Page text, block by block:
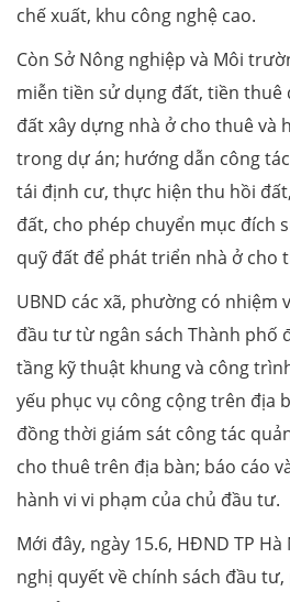
chế xuất, khu công nghệ cao.
Còn Sở Nông nghiệp và Môi
miễn tiền sử dụng đất, tiền thuê
đất xây dựng nhà ở cho thuê và
trong dự án; hướng dẫn công
tái định cư, thực hiện thu hồi
đất, cho phép chuyển mục đích
quỹ đất để phát triển nhà ở cho
UBND các xã, phường có nhiệm
đầu tư từ ngân sách Thành phố
tầng kỹ thuật khung và công
yếu phục vụ công cộng trên địa
đồng thời giám sát công tác
cho thuê trên địa bàn; báo cáo
hành vi vi phạm của chủ đầu tư.
Mới đây, ngày 15.6, HĐND TP
nghị quyết về chính sách đầu